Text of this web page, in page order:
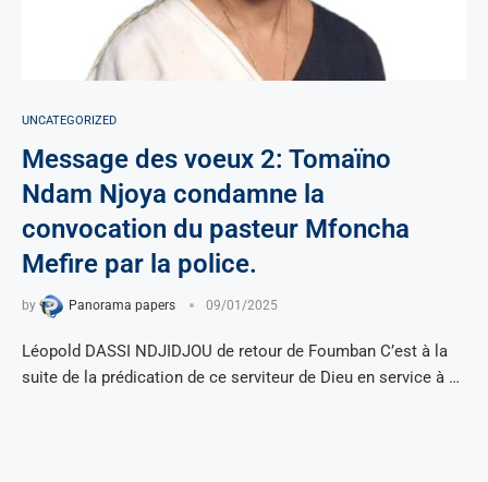
UNCATEGORIZED
Message des voeux 2: Tomaïno
Ndam Njoya condamne la
convocation du pasteur Mfoncha
Mefire par la police.
by Panorama papers 09/01/2025
Léopold DASSI NDJIDJOU de retour de Foumban C’est à la
suite de la prédication de ce serviteur de Dieu en service à …